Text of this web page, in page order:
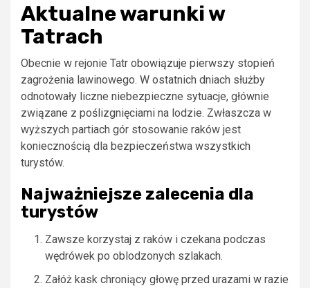
Aktualne warunki w
Tatrach
Obecnie w rejonie Tatr obowiązuje pierwszy stopień
zagrożenia lawinowego. W ostatnich dniach służby
odnotowały liczne niebezpieczne sytuacje, głównie
związane z poślizgnięciami na lodzie. Zwłaszcza w
wyższych partiach gór stosowanie raków jest
koniecznością dla bezpieczeństwa wszystkich
turystów.
Najważniejsze zalecenia dla
turystów
Zawsze korzystaj z raków i czekana podczas
wędrówek po oblodzonych szlakach.
Załóż kask chroniący głowę przed urazami w razie